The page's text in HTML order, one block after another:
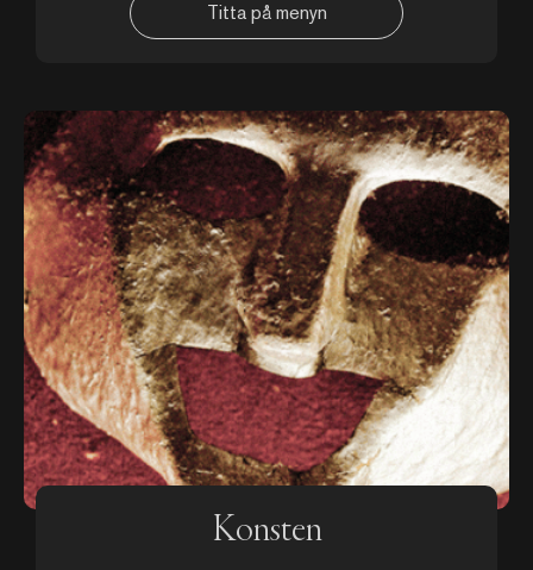
Titta på menyn
Konsten